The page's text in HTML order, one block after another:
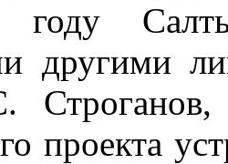
другими
проекта